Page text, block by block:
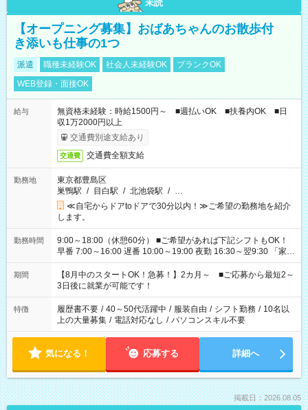
未読
【オープニング募集】おばあちゃんのお散歩付
き添いも仕事の1つ
派遣 職種未経験OK 社会人未経験OK
ブランクOK
WEB登録・面接OK
給与
無資格未経験：時給1500円～ ■週払いOK ■扶養内OK ■日
収1万2000円以上
交通費別途支給あり
交通費 交通費全額支給
勤務地
東京都豊島区
巣鴨駅 / 目白駅 / 北池袋駅 / …
≪自宅からドアtoドアで30分以内！≫ご希望の勤務地を紹介
します。
勤務時間
9:00～18:00（休憩60分） ■ご希望があれば下記シフトもOK！
早番 7:00～16:00 遅番 10:00～19:00 夜勤 16:30～翌9:30 「家族
と休みを合わせたい」 「余裕を持って夕飯の準備がしたい」
「できれば残業はしたくない」 など、ご希望を教えてください
ね。 ※Wワーク希望の方へ 今ご覧のお仕事で希望する勤務時間
と、もう1つのお仕事の勤務時間。 合計で週40時間を超える場
合は応募できません。
期間
【8月中のスタートOK！急募！】2カ月～ ■ご応募から最短2～
3日後に就業が可能です！
特徴 履歴書不要 / 40～50代活躍中 / 服装自由 / シフト勤務 / 10名以
上の大量募集 / 電話対応なし / パソコンスキル不要
気になる！ 応募する 詳細へ
掲載日：2026.08.05